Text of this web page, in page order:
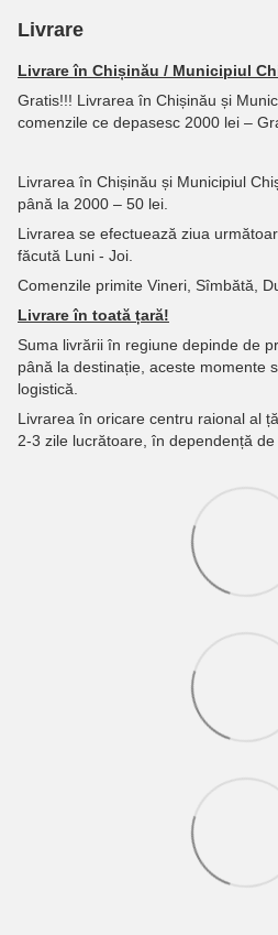
Livrare
Livrare în Chișinău / Municipiul
Gratis!!! Livrarea în Chișinău și
comenzile ce depasesc 2000 lei –
Livrarea în Chișinău și Municipiul
până la 2000 – 50 lei.
Livrarea se efectuează ziua
făcută Luni - Joi.
Comenzile primite Vineri, Sîmbătă,
Livrare în toată țară!
Suma livrării în regiune depinde de
până la destinație, aceste momente
logistică.
Livrarea în oricare centru raional al
2-3 zile lucrătoare, în dependență